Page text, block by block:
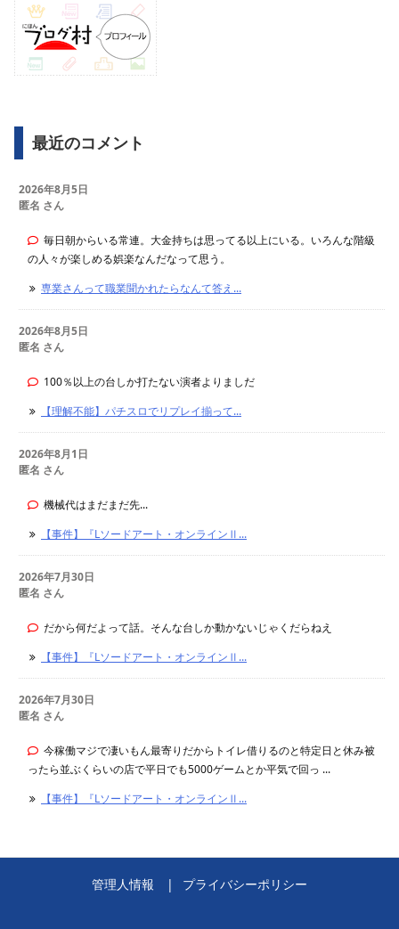
最近のコメント
2026年8月5日
匿名 さん
毎日朝からいる常連。大金持ちは思ってる以上にいる。いろんな階級
の人々が楽しめる娯楽なんだなって思う。
専業さんって職業聞かれたらなんて答え...
2026年8月5日
匿名 さん
100％以上の台しか打たない演者よりましだ
【理解不能】パチスロでリプレイ揃って...
2026年8月1日
匿名 さん
機械代はまだまだ先...
【事件】『Lソードアート・オンラインⅡ...
2026年7月30日
匿名 さん
だから何だよって話。そんな台しか動かないじゃくだらねえ
【事件】『Lソードアート・オンラインⅡ...
2026年7月30日
匿名 さん
今稼働マジで凄いもん最寄りだからトイレ借りるのと特定日と休み被
ったら並ぶくらいの店で平日でも5000ゲームとか平気で回っ ...
【事件】『Lソードアート・オンラインⅡ...
管理人情報 プライバシーポリシー